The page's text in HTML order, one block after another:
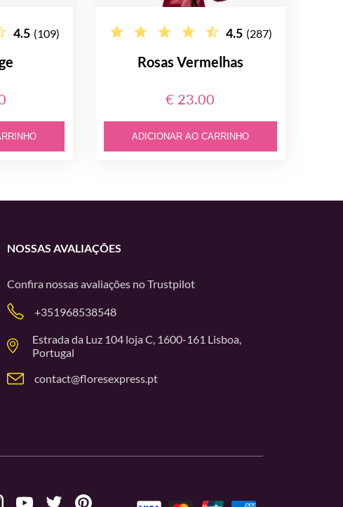
4.5 (109) 4.5 (287)
Rosas Vermelhas
€ 23.00
ADICIONAR AO CARRINHO
NOSSAS AVALIAÇÕES
Confira nossas avaliações noTrustpilot
+351968538548
Estrada da Luz 104 loja C, 1600-161 Lisboa,
Portugal
contact@floresexpress.pt